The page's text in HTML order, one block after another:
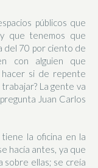
públicos que
que tenemos que
del 70 por ciento de
con alguien que
hacer si de repente
La gente va
Juan Carlos
la oficina en la
hacía antes, ya que
sobre ellas; se creía